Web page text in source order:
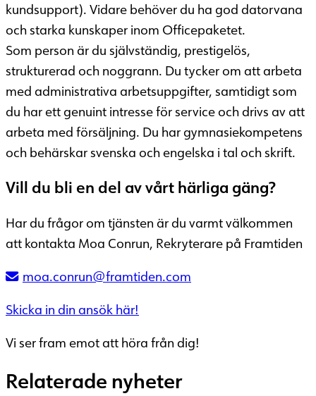
kundsupport). Vidare behöver du ha god datorvana
och starka kunskaper inom Officepaketet.
Som person är du självständig, prestigelös,
strukturerad och noggrann. Du tycker om att arbeta
med administrativa arbetsuppgifter, samtidigt som
du har ett genuint intresse för service och drivs av att
arbeta med försäljning. Du har gymnasiekompetens
och behärskar svenska och engelska i tal och skrift.
Vill du bli en del av vårt härliga gäng?
Har du frågor om tjänsten är du varmt välkommen
att kontakta Moa Conrun, Rekryterare på Framtiden
moa.conrun@framtiden.com
Skicka in din ansök här!
Vi ser fram emot att höra från dig!
Relaterade nyheter